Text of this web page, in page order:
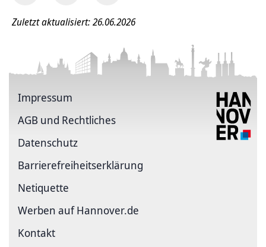
Zuletzt aktualisiert: 26.06.2026
Impressum
AGB und Rechtliches
Datenschutz
Barriere­freiheits­erklärung
Netiquette
Werben auf Hannover.de
Kontakt